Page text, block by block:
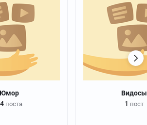
Юмор
поста
Видосы
1 пост